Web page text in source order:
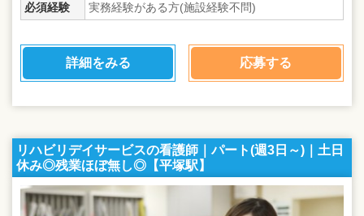
必須経験
実務経験がある方(施設経験不問)
詳細をみる 応募する
リハビリデイサービスの看護師｜パート(週3日～)｜土日
休み◎残業ほぼ無し◎【平塚駅】